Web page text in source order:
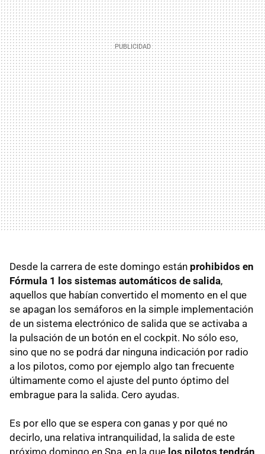
Desde la carrera de este domingo están prohibidos en
Fórmula 1 los sistemas automáticos de salida,
aquellos que habían convertido el momento en el que
se apagan los semáforos en la simple implementación
de un sistema electrónico de salida que se activaba a
la pulsación de un botón en el cockpit. No sólo eso,
sino que no se podrá dar ninguna indicación por radio
a los pilotos, como por ejemplo algo tan frecuente
últimamente como el ajuste del punto óptimo del
embrague para la salida. Cero ayudas.
Es por ello que se espera con ganas y por qué no
decirlo, una relativa intranquilidad, la salida de este
próximo domingo en Spa, en la que los pilotos tendrán